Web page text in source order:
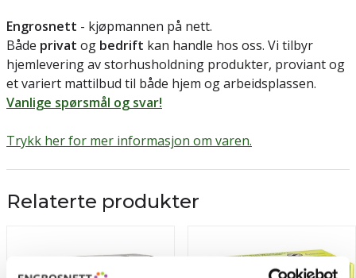
Engrosnett - kjøpmannen på nett.
Både privat og bedrift kan handle hos oss. Vi tilbyr
hjemlevering av storhusholdning produkter, proviant og
et variert mattilbud til både hjem og arbeidsplassen.
Vanlige spørsmål og svar!
Trykk her for mer informasjon om varen.
Relaterte produkter